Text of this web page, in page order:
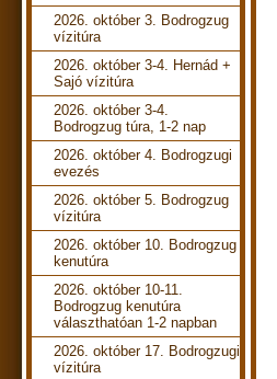
2026. október 3. Bodrogzug
vízitúra
2026. október 3-4. Hernád +
Sajó vízitúra
2026. október 3-4.
Bodrogzug túra, 1-2 nap
2026. október 4. Bodrogzugi
evezés
2026. október 5. Bodrogzug
vízitúra
2026. október 10. Bodrogzug
kenutúra
2026. október 10-11.
Bodrogzug kenutúra
választhatóan 1-2 napban
2026. október 17. Bodrogzugi
vízitúra